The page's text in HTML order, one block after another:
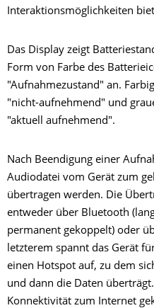
Interaktionsmöglichkeiten
Das Display zeigt
Form von Farbe des
"Aufnahmezustand" an.
"nicht-aufnehmend" und
"aktuell aufnehmend".
Nach Beendigung einer
Audiodatei vom Gerät zum
übertragen werden. Die
entweder über Bluetooth
permanent gekoppelt) oder
letzterem spannt das Gerät
einen Hotspot auf, zu dem
und dann die Daten
Konnektivität zum Internet